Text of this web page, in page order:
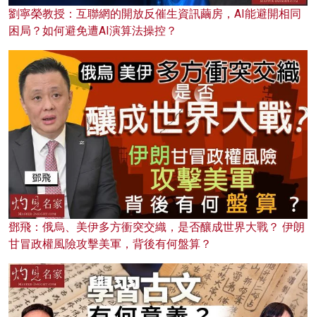
劉寧榮教授：互聯網的開放反催生資訊繭房，AI能避開相同
困局？如何避免遭AI演算法操控？
鄧飛：俄烏、美伊多方衝突交織，是否釀成世界大戰？ 伊朗
甘冒政權風險攻擊美軍，背後有何盤算？